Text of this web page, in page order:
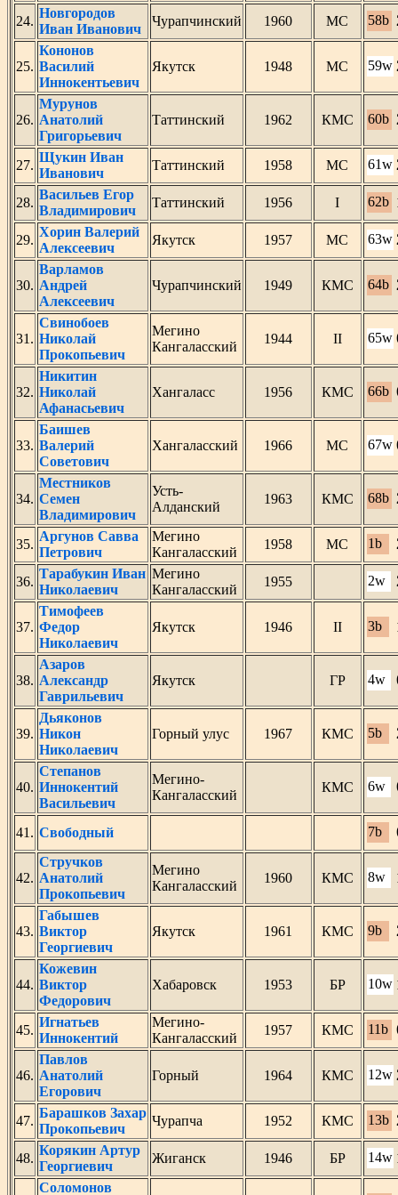
24.
Новгородов
Иван Иванович
Чурапчинский 1960 МС 58b
25.
Кононов
Василий
Иннокентьевич
Якутск 1948 МС 59w
26.
Мурунов
Анатолий
Григорьевич
Таттинский 1962 КМС 60b
27.
Щукин Иван
Иванович
Таттинский 1958 МС 61w
28.
Васильев Егор
Владимирович
Таттинский 1956 I 62b
29.
Хорин Валерий
Алексеевич
Якутск 1957 МС 63w
30.
Варламов
Андрей
Алексеевич
Чурапчинский 1949 КМС 64b
31.
Свинобоев
Николай
Прокопьевич
Мегино
Кангаласский
1944 II 65w
32.
Никитин
Николай
Афанасьевич
Хангаласс 1956 КМС 66b
33.
Баишев
Валерий
Советович
Хангаласский 1966 МС 67w
34.
Местников
Семен
Владимирович
Усть-
Алданский
1963 КМС 68b
35.
Аргунов Савва
Петрович
Мегино
Кангаласский
1958 МС 1b
36.
Тарабукин Иван
Николаевич
Мегино
Кангаласский
1955 2w
37.
Тимофеев
Федор
Николаевич
Якутск 1946 II 3b
38.
Азаров
Александр
Гаврильевич
Якутск ГР 4w
39.
Дьяконов
Никон
Николаевич
Горный улус 1967 КМС 5b
40.
Степанов
Иннокентий
Васильевич
Мегино-
Кангаласский
КМС 6w
41. Свободный 7b
42.
Стручков
Анатолий
Прокопьевич
Мегино
Кангаласский
1960 КМС 8w
43.
Габышев
Виктор
Георгиевич
Якутск 1961 КМС 9b
44.
Кожевин
Виктор
Федорович
Хабаровск 1953 БР 10w
45.
Игнатьев
Иннокентий
Мегино-
Кангаласский
1957 КМС 11b
46.
Павлов
Анатолий
Егорович
Горный 1964 КМС 12w
47.
Барашков Захар
Прокопьевич
Чурапча 1952 КМС 13b
48.
Корякин Артур
Георгиевич
Жиганск 1946 БР 14w
Соломонов